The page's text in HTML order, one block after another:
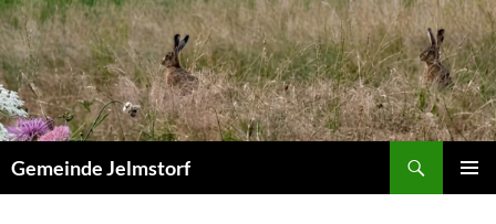
Zum
Inhalt
springen
Gemeinde Jelmstorf